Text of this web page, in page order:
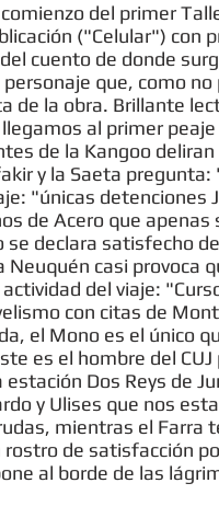
del primer
("Celular") con
cuento de donde
que, como
la obra. Brillante
al primer
de la Kangoo
y la Saeta
"únicas detenciones
de Acero que
declara satisfecho
casi provoca
del viaje:
con citas de
el Mono es el único
es el hombre del
Dos Reys de
y Ulises que nos
mientras el Farra
de satisfacción
al borde de las